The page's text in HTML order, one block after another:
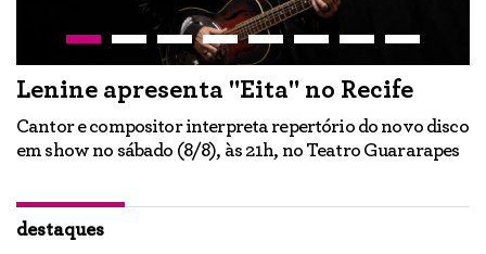
Lenine apresenta "Eita" no Recife
Cantor e compositor interpreta repertório do novo disco
em show no sábado (8/8), às 21h, no Teatro Guararapes
destaques